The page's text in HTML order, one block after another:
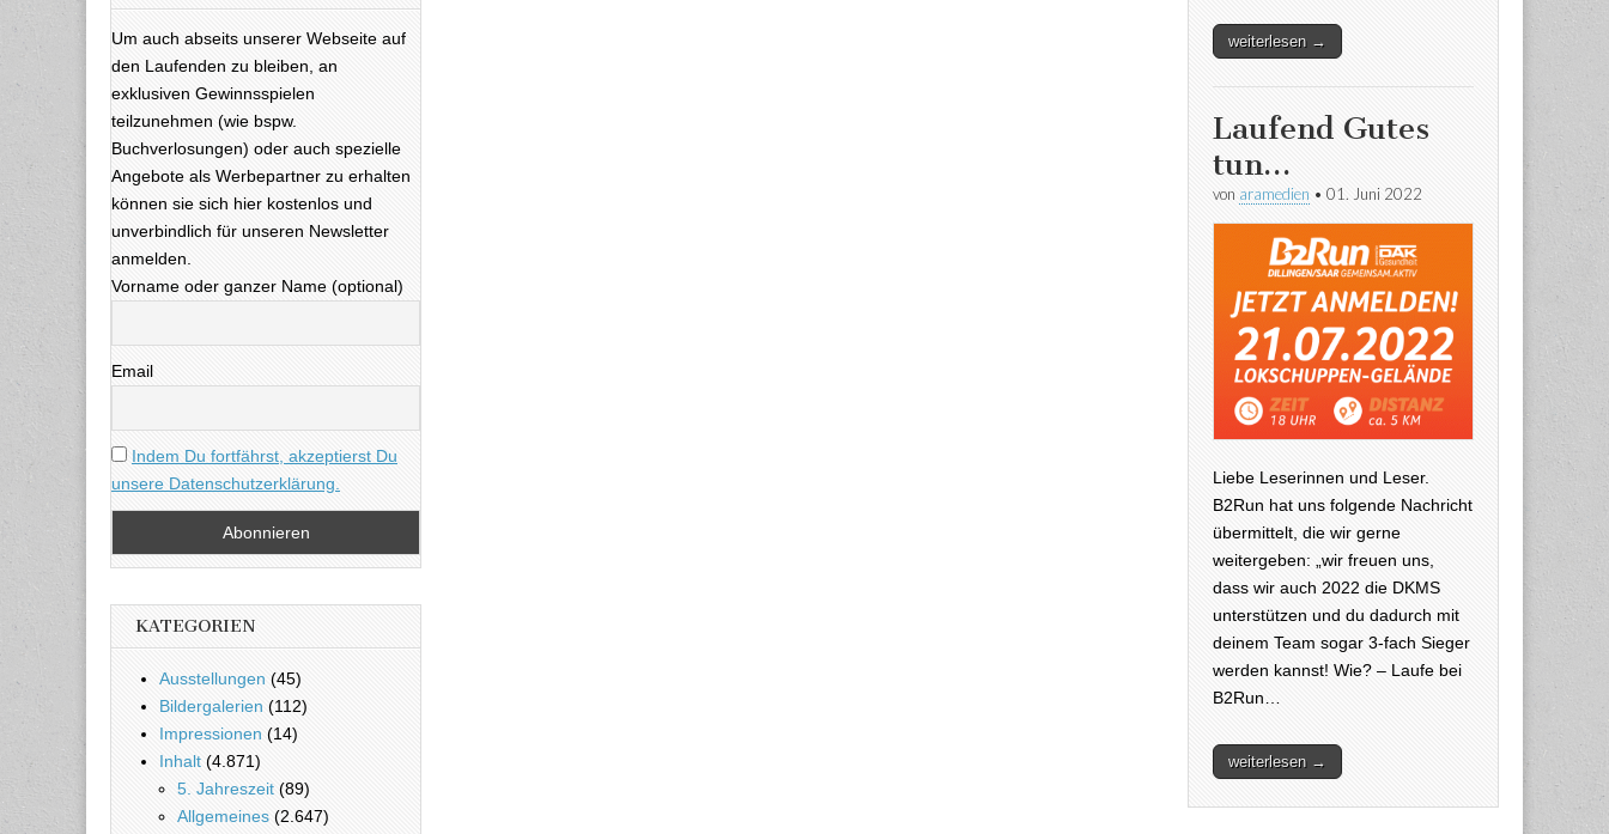
Um auch abseits unserer Webseite auf
den Laufenden zu bleiben, an
exklusiven Gewinnsspielen
teilzunehmen (wie bspw.
Buchverlosungen) oder auch spezielle
Angebote als Werbepartner zu erhalten
können sie sich hier kostenlos und
unverbindlich für unseren Newsletter
anmelden.
Vorname oder ganzer Name (optional)
Email
Indem Du fortfährst, akzeptierst Du
unsere Datenschutzerklärung.
KATEGORIEN
Ausstellungen (45)
Bildergalerien (112)
Impressionen (14)
Inhalt (4.871)
5. Jahreszeit (89)
Allgemeines (2.647)
weiterlesen →
Laufend Gutes
tun…
von aramedien • 01. Juni 2022
Liebe Leserinnen und Leser.
B2Run hat uns folgende Nachricht
übermittelt, die wir gerne
weitergeben: „wir freuen uns,
dass wir auch 2022 die DKMS
unterstützen und du dadurch mit
deinem Team sogar 3-fach Sieger
werden kannst! Wie? – Laufe bei
B2Run…
weiterlesen →